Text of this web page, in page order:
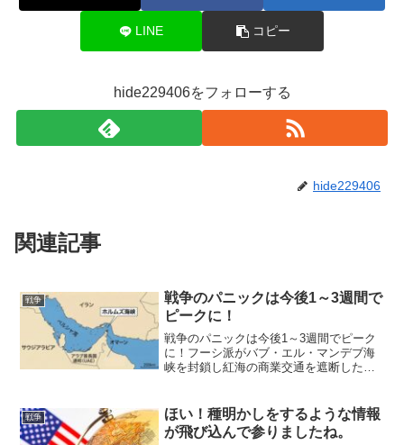
LINE コピー
hide229406をフォローする
hide229406
関連記事
戦争
戦争のパニックは今後1～3週間で
ピークに！
戦争のパニックは今後1～3週間でピーク
に！フーシ派がバブ・エル・マンデブ海
峡を封鎖し紅海の商業交通を遮断したな
日本や世界にとって最も厄介なことはホ
ルムズ海峡が封鎖され続...
戦争
ほい！種明かしをするような情報
が飛び込んで参りましたね。